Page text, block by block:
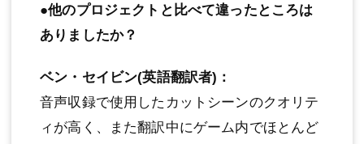
●他のプロジェクトと比べて違ったところは
ありましたか？
ベン・セイビン(英語翻訳者)：
音声収録で使用したカットシーンのクオリテ
ィが高く、また翻訳中にゲーム内でほとんど